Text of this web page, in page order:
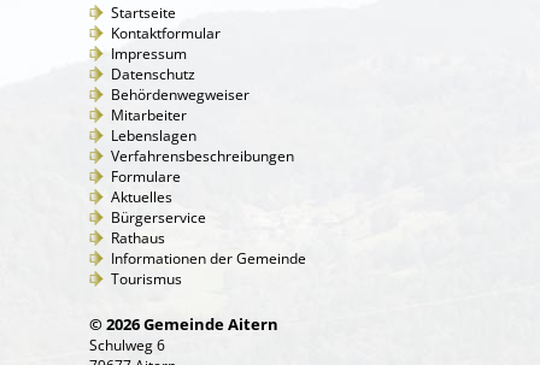
Startseite
Kontaktformular
Impressum
Datenschutz
Behördenwegweiser
Mitarbeiter
Lebenslagen
Verfahrensbeschreibungen
Formulare
Aktuelles
Bürgerservice
Rathaus
Informationen der Gemeinde
Tourismus
© 2026 Gemeinde Aitern
Schulweg 6